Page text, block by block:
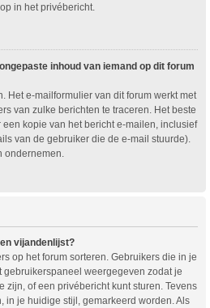
in het privébericht.
inhoud van iemand op dit forum
Het e-mailformulier van dit forum werkt met
van zulke berichten te traceren. Het beste
kopie van het bericht e-mailen, inclusief
van de gebruiker die de e-mail stuurde).
ondernemen.
vijandenlijst?
op het forum sorteren. Gebruikers die in je
weergegeven zodat je
zijn, of een privébericht kunt sturen. Tevens
in je huidige stijl, gemarkeerd worden. Als